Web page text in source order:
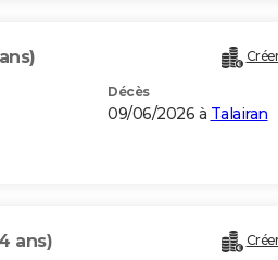
Décès
09/06/2026 à Talairan
ans)